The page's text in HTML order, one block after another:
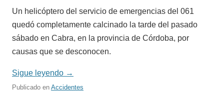
Un helicóptero del servicio de emergencias del 061
quedó completamente calcinado la tarde del pasado
sábado en Cabra, en la provincia de Córdoba, por
causas que se desconocen.
Sigue leyendo →
Publicado en Accidentes